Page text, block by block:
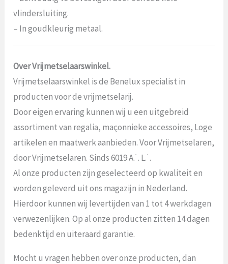
vlindersluiting.
– In goudkleurig metaal.
Over Vrijmetselaarswinkel.
Vrijmetselaarswinkel is de Benelux specialist in
producten voor de vrijmetselarij.
Door eigen ervaring kunnen wij u een uitgebreid
assortiment van regalia, maçonnieke accessoires, Loge
artikelen en maatwerk aanbieden. Voor Vrijmetselaren,
door Vrijmetselaren. Sinds 6019 A.˙. L.˙.
Al onze producten zijn geselecteerd op kwaliteit en
worden geleverd uit ons magazijn in Nederland.
Hierdoor kunnen wij levertijden van 1 tot 4 werkdagen
verwezenlijken. Op al onze producten zitten 14 dagen
bedenktijd en uiteraard garantie.
Mocht u vragen hebben over onze producten, dan